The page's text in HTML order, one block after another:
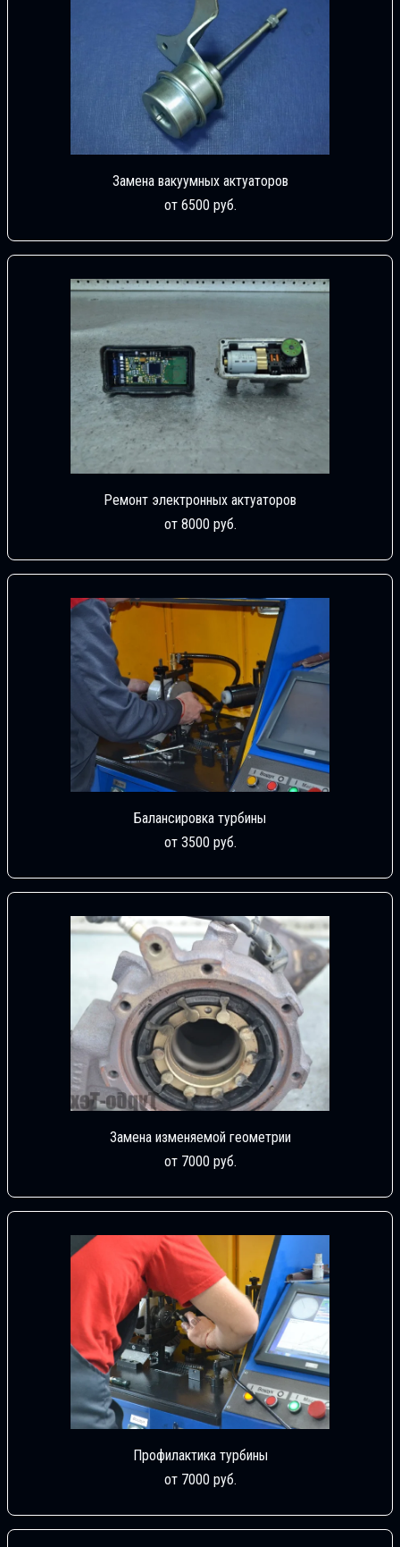
Замена вакуумных актуаторов
от 6500 руб.
Ремонт электронных актуаторов
от 8000 руб.
Балансировка турбины
от 3500 руб.
Замена изменяемой геометрии
от 7000 руб.
Профилактика турбины
от 7000 руб.